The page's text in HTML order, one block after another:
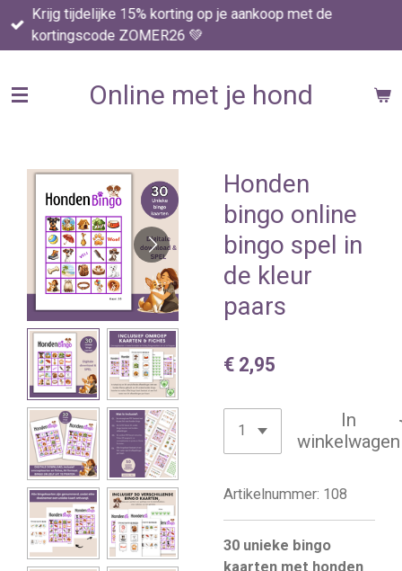
Ga
direct
de
hoofdinhoud
Krijg tijdelijke 15% korting op je aankoop met de
kortingscode ZOMER26 💚
Online met je hond
Honden
bingo online
bingo spel in
de kleur
paars
€ 2,95
In
winkelwagen
Artikelnummer: 108
30 unieke bingo
kaarten met honden